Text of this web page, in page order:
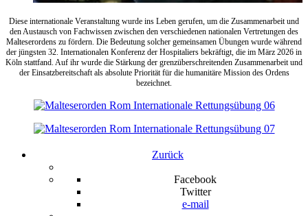
Diese internationale Veranstaltung wurde ins Leben gerufen, um die Zusammenarbeit und
den Austausch von Fachwissen zwischen den verschiedenen nationalen Vertretungen des
Malteserordens zu fördern. Die Bedeutung solcher gemeinsamen Übungen wurde während
der jüngsten 32. Internationalen Konferenz der Hospitaliers bekräftigt, die im März 2026 in
Köln stattfand. Auf ihr wurde die Stärkung der grenzüberschreitenden Zusammenarbeit und
der Einsatzbereitschaft als absolute Priorität für die humanitäre Mission des Ordens
bezeichnet.
Zurück
Facebook
Twitter
e-mail